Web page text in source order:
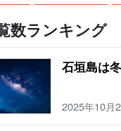
ゴ 市街地 ヤエヤマヒメボタ
バギー体験 ジャングル
星空ツアー
ンスポーツ
3月 西表島
数ランキング
石垣島は
2025年10月